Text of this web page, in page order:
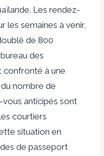
. Les rendez-
les semaines à venir,
de 800
des
confronté à une
nombre de
anticipés sont
courtiers
situation en
de passeport